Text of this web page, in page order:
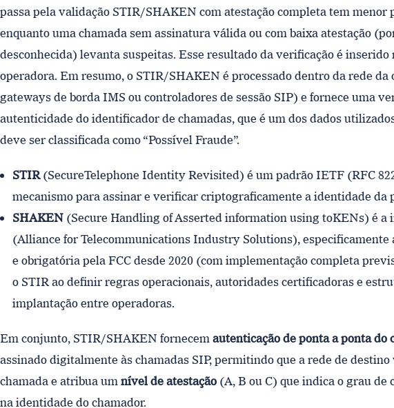
passa pela validação STIR/SHAKEN com atestação completa tem
enquanto uma chamada sem assinatura válida ou com baixa atestação
desconhecida) levanta suspeitas. Esse resultado da verificação é inserido
operadora. Em resumo, o STIR/SHAKEN é processado dentro da rede
gateways de borda IMS ou controladores de sessão SIP) e fornece uma
autenticidade do identificador de chamadas, que é um dos dados
deve ser classificada como “Possível Fraude”.
STIR(SecureTelephone Identity Revisited) é um padrão IETF (RFC
mecanismo para assinar e verificar criptograficamente a identidade da
SHAKEN (Secure Handling of Asserted information using toKENs) é a
(Alliance for Telecommunications Industry Solutions), especificamente
e obrigatória pela FCC desde 2020 (com implementação completa
o STIR ao definir regras operacionais, autoridades certificadoras e
implantação entre operadoras.
Em conjunto, STIR/SHAKEN fornecemautenticação de ponta a ponta do
assinado digitalmente às chamadas SIP, permitindo que a rede de
chamada e atribua umnível de atestação (A, B ou C) que indica o grau de
na identidade do chamador.